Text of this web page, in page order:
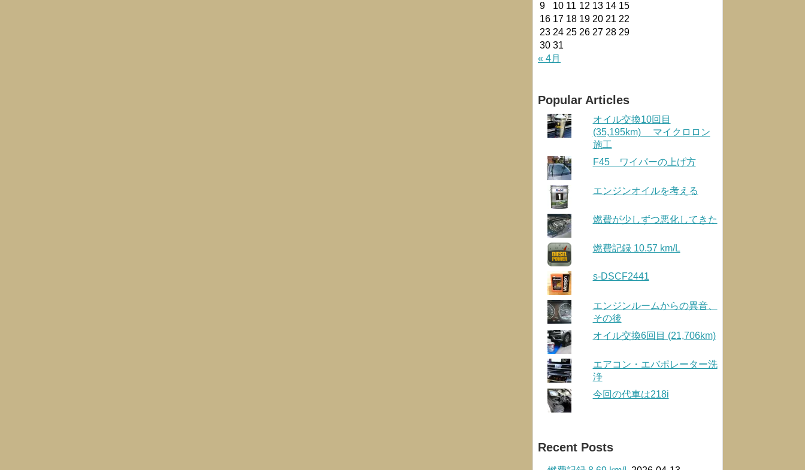
9
10 11 12 13 14 15
16 17 18 19 20 21 22
23 24 25 26 27 28 29
30 31
« 4月
Popular Articles
オイル交換10回目
(35,195km) マイクロロン
施工
F45 ワイパーの上げ方
エンジンオイルを考える
燃費が少しずつ悪化してきた
燃費記録 10.57 km/L
s-DSCF2441
エンジンルームからの異音、
その後
オイル交換6回目 (21,706km)
エアコン・エバポレーター洗
浄
今回の代車は218i
Recent Posts